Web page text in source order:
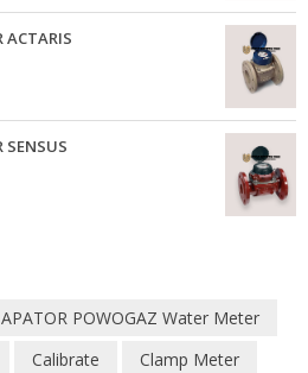
ACTARIS
SENSUS
APATOR POWOGAZ Water Meter
Calibrate
Clamp Meter